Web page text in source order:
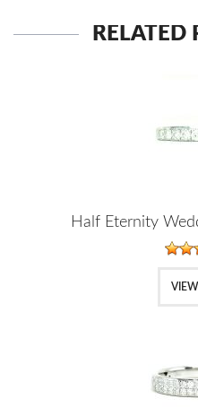
RELATED
Half Eternity